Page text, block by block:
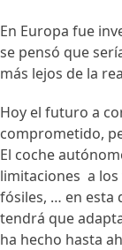
En Europa fue
se pensó que
más lejos de la
Hoy el futuro a
comprometido,
El coche
limitaciones a
fósiles, … en esta
tendrá que
ha hecho hasta